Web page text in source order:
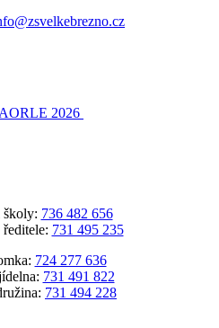
2026
školy: 736 482 656
ředitele: 731 495 235
724 277 636
731 491 822
731 494 228